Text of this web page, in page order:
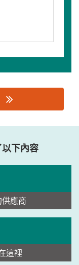
下內容
應商
這裡